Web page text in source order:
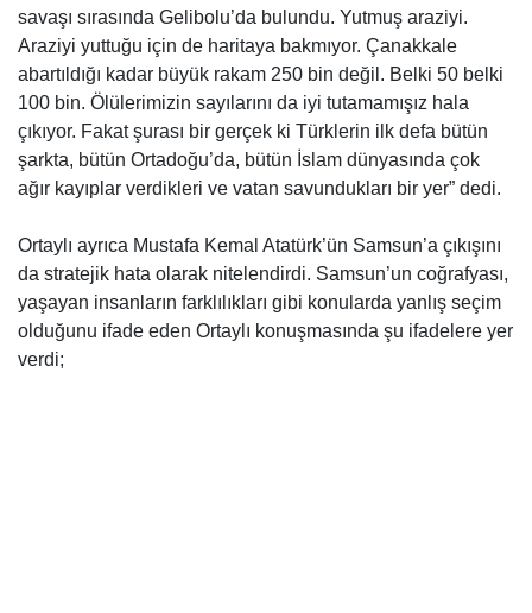
savaşı sırasında Gelibolu’da bulundu. Yutmuş araziyi.
Araziyi yuttuğu için de haritaya bakmıyor. Çanakkale
abartıldığı kadar büyük rakam 250 bin değil. Belki 50 belki
100 bin. Ölülerimizin sayılarını da iyi tutamamışız hala
çıkıyor. Fakat şurası bir gerçek ki Türklerin ilk defa bütün
şarkta, bütün Ortadoğu’da, bütün İslam dünyasında çok
ağır kayıplar verdikleri ve vatan savundukları bir yer” dedi.
Ortaylı ayrıca Mustafa Kemal Atatürk’ün Samsun’a çıkışını
da stratejik hata olarak nitelendirdi. Samsun’un coğrafyası,
yaşayan insanların farklılıkları gibi konularda yanlış seçim
olduğunu ifade eden Ortaylı konuşmasında şu ifadelere yer
verdi;